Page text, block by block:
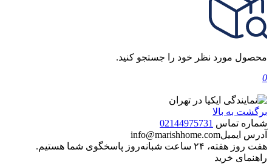
محصول مورد نظر خود را جستجو کنید.
0
برگشت به بالا
شماره تماس 02144975731
آدرس ایمیلinfo@marishhome.com
هفت روز هفته، ۲۴ ساعت شبانه‌روز پاسخگوی شما هستیم.
راهنمای خرید